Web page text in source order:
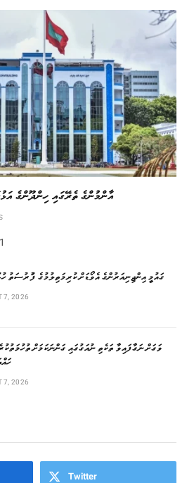
އާންމުންގެ ތެރޭގައި ހިންދޫންގެ
ގައުމީ އިންޖިނިއަރުންގެ އެވޯޑަށް ކުރިމަތިލުމުގެ ފުުރުސަތު
7, 2026
ވަގަށް ނަގާފައިވާ ތަކެތި ނުއަގުގައި ގަންނަކަމަށް
7, 2026
Twitter